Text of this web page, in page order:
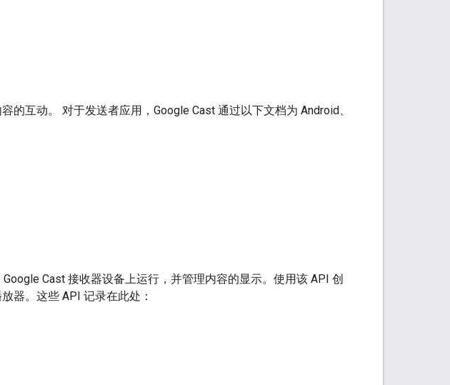
的互动。 对于发送者应用，Google Cast 通过以下文档为 Android、
Cast 接收器设备上运行，并管理内容的显示。使用该 API 创
器。这些 API 记录在此处：